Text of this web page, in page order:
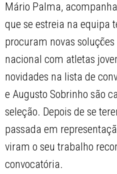
Mário Palma,
que se estreia na equipa
procuram novas
nacional com atletas
novidades na lista de
e Augusto Sobrinho são
seleção. Depois de se
passada em
viram o seu trabalho
convocatória.